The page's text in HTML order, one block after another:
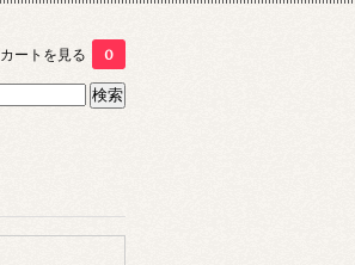
カートを見る 0